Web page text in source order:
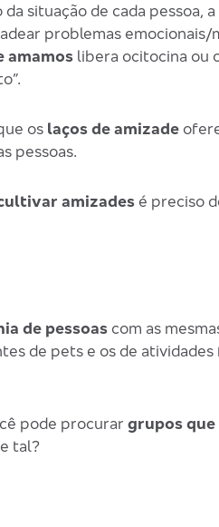
situação de cada pessoa,
problemas emocionais/
amamoslibera ocitocina ou
os laços de amizade
pessoas.
amizadesé preciso
de pessoascom as
de pets e os de atividades
pode procurar grupos
tal?